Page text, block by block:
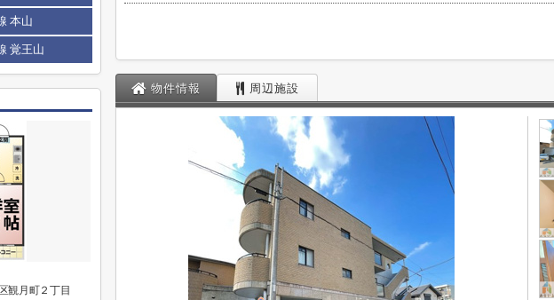
物件情報 周辺施設
本山
覚王山
観月町２丁目